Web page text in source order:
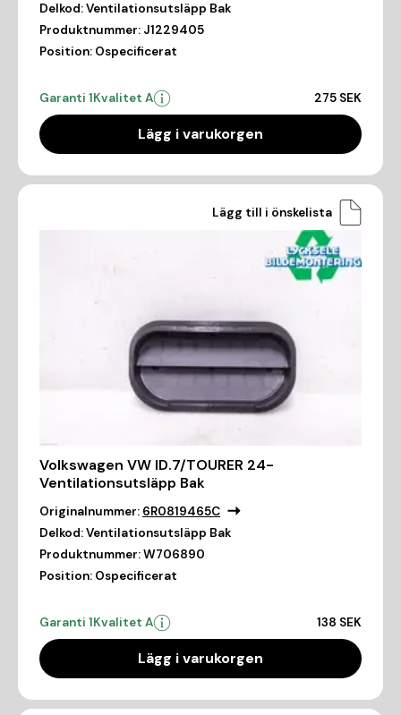
Delkod:Ventilationsutsläpp Bak
Produktnummer: J1229405
Position: Ospecificerat
Garanti 1Kvalitet A 275 SEK
Lägg i varukorgen
Lägg till i önskelista
Volkswagen VW ID.7/TOURER 24-
Ventilationsutsläpp Bak
Originalnummer: 6R0819465C
Delkod:Ventilationsutsläpp Bak
Produktnummer:W706890
Position: Ospecificerat
Garanti 1Kvalitet A 138 SEK
Lägg i varukorgen